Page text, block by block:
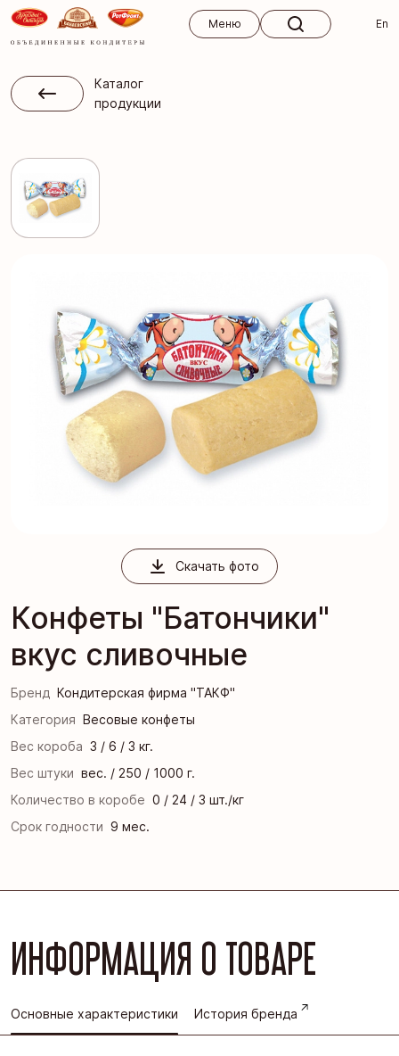
Меню
En
Каталог
продукции
Скачать фото
Конфеты "Батончики"
вкус сливочные
Бренд Кондитерская фирма "ТАКФ"
Категория Весовые конфеты
Вес короба 3 / 6 / 3 кг.
Вес штуки вес. / 250 / 1000 г.
Количество в коробе 0 / 24 / 3 шт./кг
Срок годности 9 мес.
ИНФОРМАЦИЯ О ТОВАРЕ
Основные характеристики История бренда